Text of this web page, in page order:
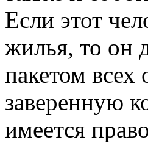
Если этот
жилья, то он
пакетом всех
заверенную
имеется